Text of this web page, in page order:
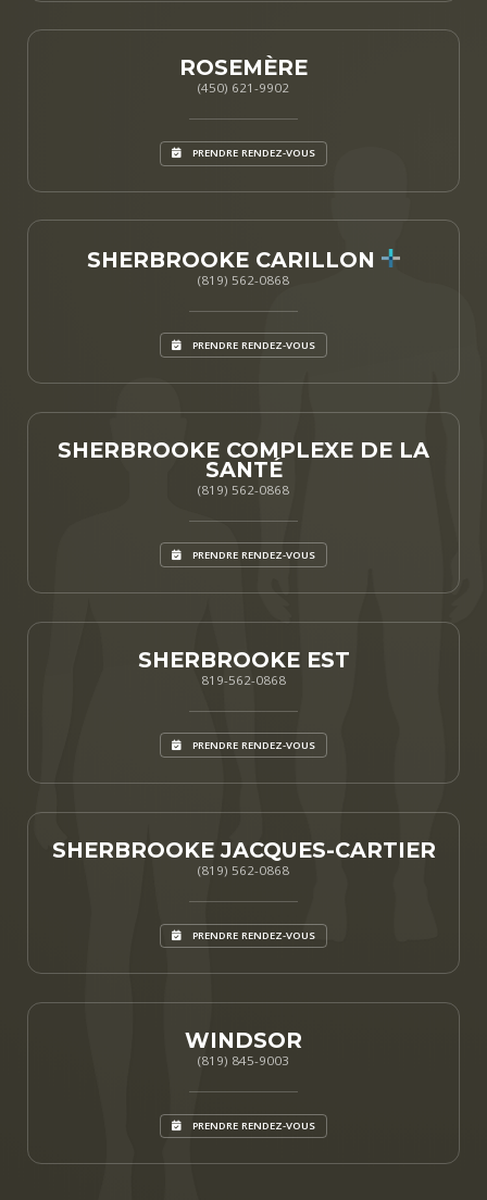
ROSEMÈRE
(450) 621-9902
PRENDRE RENDEZ-VOUS
SHERBROOKE CARILLON
(819) 562-0868
PRENDRE RENDEZ-VOUS
SHERBROOKE COMPLEXE DE LA
SANTÉ
(819) 562-0868
PRENDRE RENDEZ-VOUS
SHERBROOKE EST
819-562-0868
PRENDRE RENDEZ-VOUS
SHERBROOKE JACQUES-CARTIER
(819) 562-0868
PRENDRE RENDEZ-VOUS
WINDSOR
(819) 845-9003
PRENDRE RENDEZ-VOUS